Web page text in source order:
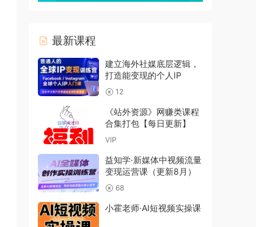
最新课程
建立海外社媒底层逻辑，
打造能变现的个人IP
12
《站外资源》网赚类课程
合集打包【每日更新】
VIP
益知学·新媒体中视频流量
变现运营课（更新8月）
68
小霍老师·AI短视频实操课